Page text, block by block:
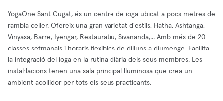
YogaOne Sant Cugat, és un centre de ioga ubicat a pocs metres de
rambla celler. Ofereix una gran varietat d'estils, Hatha, Ashtanga,
Vinyasa, Barre, Iyengar, Restauratiu, Sivananda,... Amb més de 20
classes setmanals i horaris flexibles de dilluns a diumenge. Facilita
la integració del ioga en la rutina diària dels seus membres. Les
instal·lacions tenen una sala principal lluminosa que crea un
ambient acollidor per tots els seus practicants.